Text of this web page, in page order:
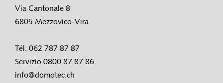
Via Cantonale 8
6805 Mezzovico-Vira
Tél. 062 787 87 87
Servizio 0800 87 87 86
info@domotec.ch